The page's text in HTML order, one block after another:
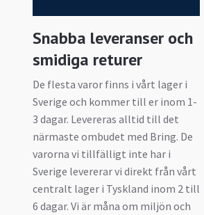
Snabba leveranser och
smidiga returer
De flesta varor finns i vårt lager i
Sverige och kommer till er inom 1-
3 dagar. Levereras alltid till det
närmaste ombudet med Bring. De
varorna vi tillfälligt inte har i
Sverige levererar vi direkt från vårt
centralt lager i Tyskland inom 2 till
6 dagar. Vi är måna om miljön och